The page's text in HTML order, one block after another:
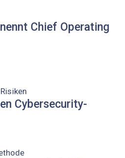
Chief Operating
Cybersecurity-